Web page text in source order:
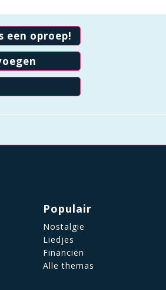
een oproep!
Populair
Nostalgie
Liedjes
Financiën
Alle themas